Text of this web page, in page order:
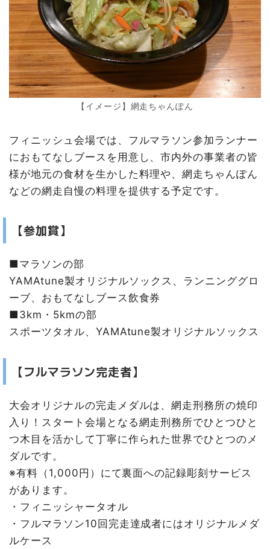
【イメージ】網走ちゃんぽん
フィニッシュ会場では、フルマラソン参加ランナー
におもてなしブースを用意し、市内外の事業者の皆
様が地元の食材を生かした料理や、網走ちゃんぽん
などの網走自慢の料理を提供する予定です。
【参加賞】
■マラソンの部
YAMAtune製オリジナルソックス、ランニンググロ
ーブ、おもてなしブース飲食券
■3km・5kmの部
スポーツタオル、YAMAtune製オリジナルソックス
【フルマラソン完走者】
大会オリジナルの完走メダルは、網走刑務所の焼印
入り！スタート会場となる網走刑務所でひとつひと
つ木目を活かして丁寧に作られた世界でひとつのメ
ダルです。
※有料（1,000円）にて裏面への記録彫刻サービス
があります。
・フィニッシャータオル
・フルマラソン10回完走達成者にはオリジナルメダ
ルケース